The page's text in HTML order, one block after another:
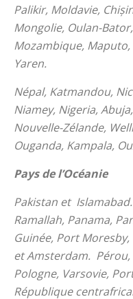
Palikir, Moldavie,
Mongolie, Oulan-
Mozambique,
Yaren.
Népal, Katmandou,
Niamey, Nigeria,
Nouvelle-Zélande,
Ouganda, Kampala,
Pays de l’Océanie
Pakistan et
Ramallah, Panama,
Guinée, Port Moresby,
et Amsterdam. Pérou,
Pologne, Varsovie,
République